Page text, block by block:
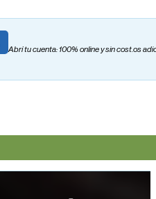
Abrí tu cuenta: 100% online y sin cost.os